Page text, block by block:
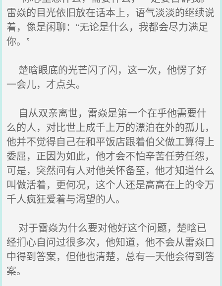
雷焱的目光依旧放在话本上，语气淡淡的继续说
着，像是闲聊：“无论是什么，我都会尽力满足
你。”
楚晗眼底的光芒闪了闪，这一次，他愣了好
一会儿，才点头。
自从双亲离世，雷焱是第一个在乎他需要什
么的人，对比世上成千上万的漂泊在外的孤儿，
他并不觉得自己在和平饭店跟着伯父做工算得上
委屈，正因为如此，他才会不怕辛苦任劳任怨，
可是，突然间有人对他关怀备至，他才知道什么
叫做活着，更何况，这个人还是高高在上的令万
千人疯狂爱着与渴望的人。
对于雷焱为什么要对他好这个问题，楚晗已
经扪心自问过很多次，他知道，他不会从雷焱口
中得到答案，但他也清楚，总有一天他会得到答
案。